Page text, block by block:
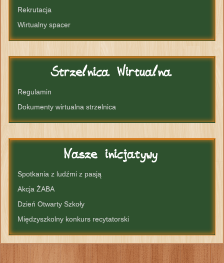
Rekrutacja
Wirtualny spacer
StrzelnicaWirtualna
Regulamin
Dokumenty wirtualna strzelnica
Naszeinicjatywy
Spotkania z ludźmi z pasją
Akcja ŻABA
Dzień Otwarty Szkoły
Międzyszkolny konkurs recytatorski